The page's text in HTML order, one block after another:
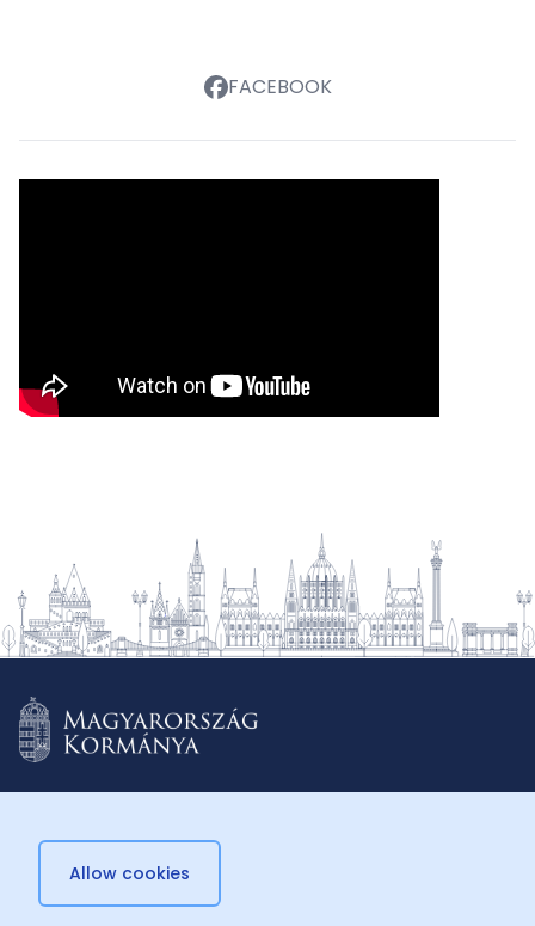
FACEBOOK
© 2026 Külügyminisztérium
Allow cookies